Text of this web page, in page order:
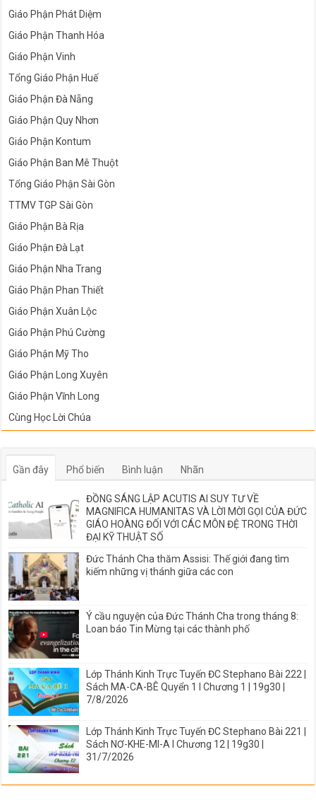
Giáo Phận Phát Diệm
Giáo Phận Thanh Hóa
Giáo Phận Vinh
Tổng Giáo Phận Huế
Giáo Phận Đà Nẵng
Giáo Phận Quy Nhơn
Giáo Phận Kontum
Giáo Phận Ban Mê Thuột
Tổng Giáo Phận Sài Gòn
TTMV TGP Sài Gòn
Giáo Phận Bà Rịa
Giáo Phận Đà Lạt
Giáo Phận Nha Trang
Giáo Phận Phan Thiết
Giáo Phận Xuân Lộc
Giáo Phận Phú Cường
Giáo Phận Mỹ Tho
Giáo Phận Long Xuyên
Giáo Phận Vĩnh Long
Cùng Học Lời Chúa
Gần đây Phổ biến Bình luận Nhãn
ĐỒNG SÁNG LẬP ACUTIS AI SUY TƯ VỀ
MAGNIFICA HUMANITAS VÀ LỜI MỜI GỌI CỦA ĐỨC
GIÁO HOÀNG ĐỐI VỚI CÁC MÔN ĐỆ TRONG THỜI
ĐẠI KỸ THUẬT SỐ
Đức Thánh Cha thăm Assisi: Thế giới đang tìm
kiếm những vị thánh giữa các con
Ý cầu nguyện của Đức Thánh Cha trong tháng 8:
Loan báo Tin Mừng tại các thành phố
Lớp Thánh Kinh Trực Tuyến ĐC Stephano Bài 222 |
Sách MA-CA-BÊ Quyển 1 I Chương 1 | 19g30 |
7/8/2026
Lớp Thánh Kinh Trực Tuyến ĐC Stephano Bài 221 |
Sách NƠ-KHE-MI-A I Chương 12 | 19g30 |
31/7/2026